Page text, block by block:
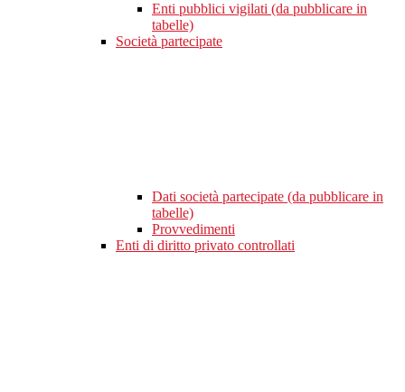
Enti pubblici vigilati (da pubblicare in
tabelle)
Società partecipate
Dati società partecipate (da pubblicare in
tabelle)
Provvedimenti
Enti di diritto privato controllati